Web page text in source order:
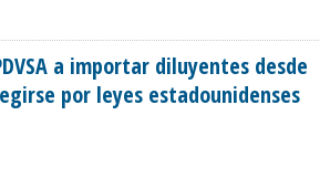
a importar diluyentes desde
por leyes estadounidenses